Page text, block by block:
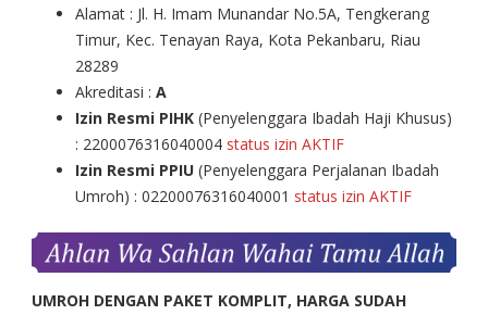
Alamat : Jl. H. Imam Munandar No.5A, Tengkerang
Timur, Kec. Tenayan Raya, Kota Pekanbaru, Riau
28289
Akreditasi : A
Izin Resmi PIHK (Penyelenggara Ibadah Haji Khusus)
: 2200076316040004 status izin AKTIF
Izin Resmi PPIU (Penyelenggara Perjalanan Ibadah
Umroh) : 02200076316040001 status izin AKTIF
UMROH DENGAN PAKET KOMPLIT, HARGA SUDAH